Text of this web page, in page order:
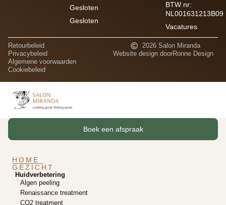
Gesloten
Gesloten
BTW nr:
NL001631213B09
Vacatures
2026 Salon Miranda
Website design doorRonne Design
Retourbeleid
Privacybeleid
Algemene voorwaarden
Cookiebeleid
Boek een afspraak
HOME
GEZICHT
Huidverbetering
Algen peeling
Renaissance treatment
CO2 treatment